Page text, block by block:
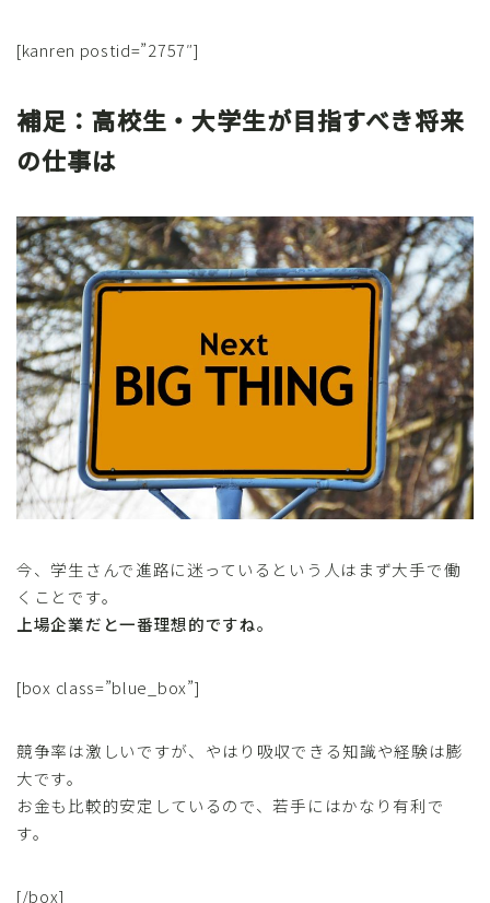
[kanren postid=”2757″]
補足：高校生・大学生が目指すべき将来
の仕事は
今、学生さんで進路に迷っているという人はまず大手で働
くことです。
上場企業だと一番理想的ですね。
[box class=”blue_box”]
競争率は激しいですが、やはり吸収できる知識や経験は膨
大です。
お金も比較的安定しているので、若手にはかなり有利で
す。
[/box]